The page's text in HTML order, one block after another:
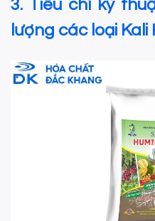
3. Tiêu chí kỹ
lượng các loại